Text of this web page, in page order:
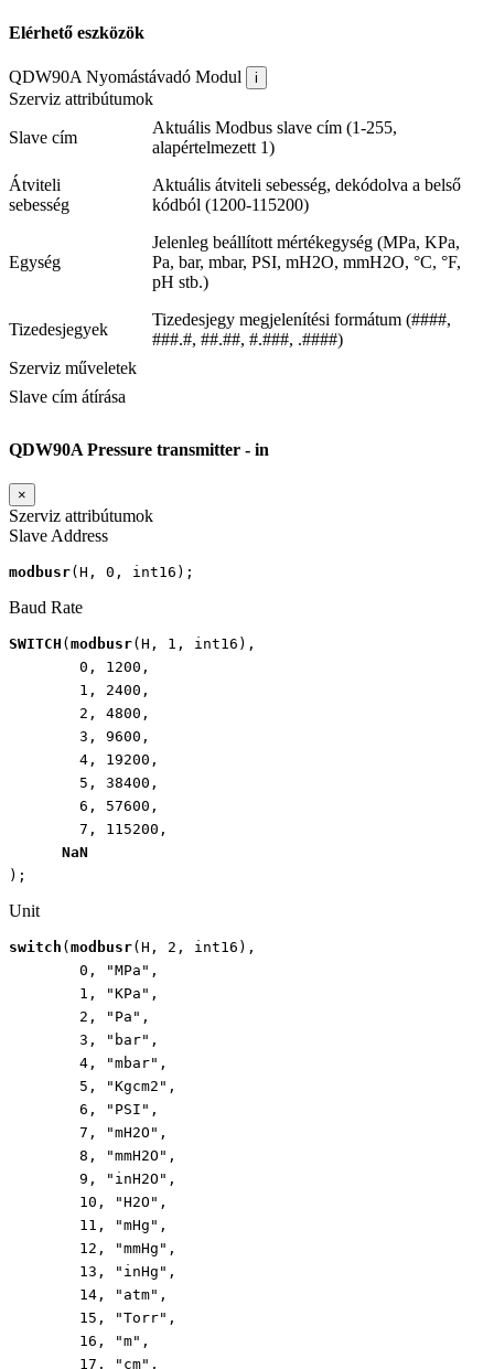
Elérhető eszközök
QDW90A Nyomástávadó Modul i
Szerviz attribútumok
Slave cím
Aktuális Modbus slave cím (1-255,
alapértelmezett 1)
Átviteli
sebesség
Aktuális átviteli sebesség, dekódolva a belső
kódból (1200-115200)
Egység
Jelenleg beállított mértékegység (MPa, KPa,
Pa, bar, mbar, PSI, mH2O, mmH2O, °C, °F,
pH stb.)
Tizedesjegyek
Tizedesjegy megjelenítési formátum (####,
###.#, ##.##, #.###, .####)
Szerviz műveletek
Slave cím átírása
QDW90A Pressure transmitter - in
×
Szerviz attribútumok
Slave Address
modbusr( H , 0 , int16 );
Baud Rate
SWITCH ( modbusr( H , 1 , int16 ),
0 , 1200 ,
1 , 2400 ,
2 , 4800 ,
3 , 9600 ,
4 , 19200 ,
5 , 38400 ,
6 , 57600 ,
7 , 115200 ,
NaN
);
Unit
switch ( modbusr( H , 2 , int16 ),
0 , "MPa" ,
1 , "KPa" ,
2 , "Pa" ,
3 , "bar" ,
4 , "mbar" ,
5 , "Kgcm2" ,
6 , "PSI" ,
7 , "mH2O" ,
8 , "mmH2O" ,
9 , "inH2O" ,
10 , "H2O" ,
11 , "mHg" ,
12 , "mmHg" ,
13 , "inHg" ,
14 , "atm" ,
15 , "Torr" ,
16 , "m" ,
17 , "cm" ,